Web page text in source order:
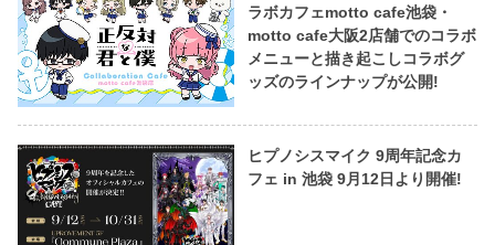
ラボカフェmotto cafe池袋・
motto cafe大阪2店舗でのコラボ
メニューと描き起こしコラボグ
ッズのラインナップが公開!
ヒプノシスマイク 9周年記念カ
フェ in 池袋 9月12日より開催!